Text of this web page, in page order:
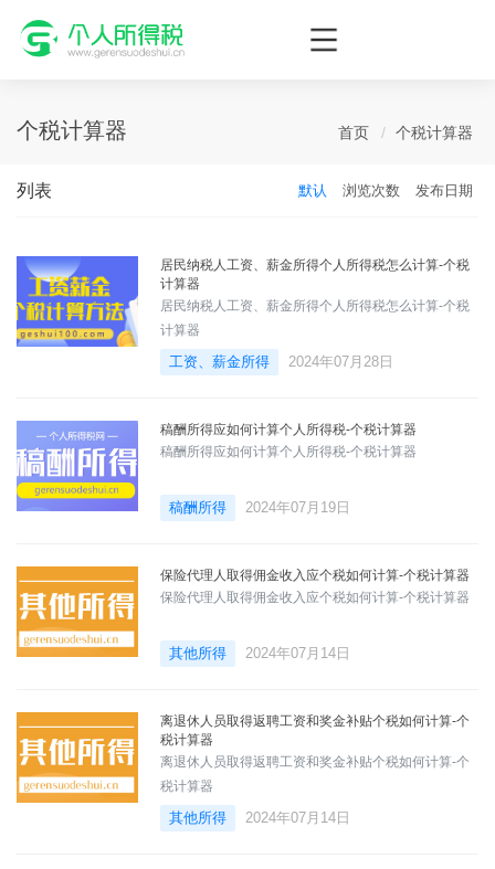
个人所得税网，最新个税资讯平台，您的个税管理专家！
个税计算器 首页 个税计算器
列表 默认 浏览次数 发布日期
居民纳税人工资、薪金所得个人所得税怎么计算-个税
计算器
居民纳税人工资、薪金所得个人所得税怎么计算-个税
计算器
工资、薪金所得 2024年07月28日
稿酬所得应如何计算个人所得税-个税计算器
稿酬所得应如何计算个人所得税-个税计算器
稿酬所得 2024年07月19日
保险代理人取得佣金收入应个税如何计算-个税计算器
保险代理人取得佣金收入应个税如何计算-个税计算器
其他所得 2024年07月14日
离退休人员取得返聘工资和奖金补贴个税如何计算-个
税计算器
离退休人员取得返聘工资和奖金补贴个税如何计算-个
税计算器
其他所得 2024年07月14日